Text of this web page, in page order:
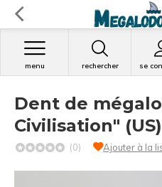
rechercher se
menu
Dent de
Civilisation"
(0) Ajouter à la